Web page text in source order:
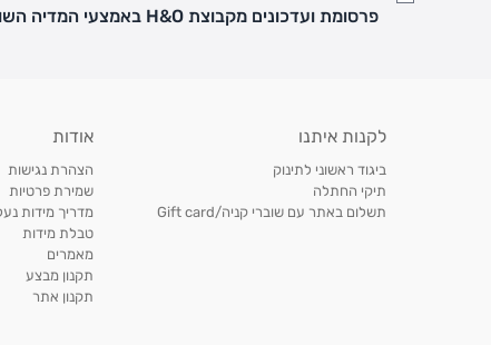
פרסומת ועדכונים מקבוצת H&O באמצעי המדיה השונים לרבות דוא"ל, SMS וכיו"ב
לקנות איתנו
ביגוד ראשוני לתינוק
תיקי החתלה
תשלום באתר עם שוברי קניה/Gift card
אודות
הצהרת נגישות
שמירת פרטיות
מדריך מידות
טבלת מידות
מאמרים
תקנון מבצע
תקנון אתר